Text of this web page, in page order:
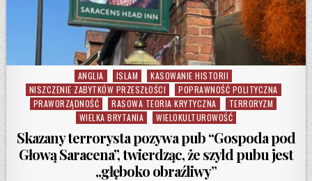
Posted in
ANGLIA ISLAM
KASOWANIE HISTORII
NISZCZENIE ZABYTKÓW PRZESZŁOŚCI
POPRAWNOŚĆ POLITYCZNA
PRAWORZĄDNOŚĆ
RASOWA TEORIA KRYTYCZNA
TERRORYZM
WIELKA BRYTANIA
WIELOKULTUROWOŚĆ
Skazany terrorysta pozywa pub “Gospoda pod
Głową Saracena”, twierdząc, że szyld pubu jest
„głęboko obraźliwy”